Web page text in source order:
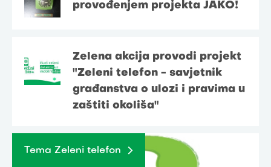
provođenjem projekta JAKO!
Zelena akcija provodi projekt
"Zeleni telefon - savjetnik
građanstva o ulozi i pravima u
zaštiti okoliša"
Tema Zeleni telefon